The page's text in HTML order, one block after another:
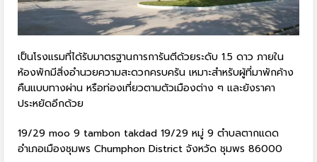
เป็นโรงแรมที่ได้รับมาตรฐานการการันตีด้วยระดับ 1.5 ดาว ภายใน
ห้องพักมีสิ่งอำนวยความสะดวกครบครัน เหมาะสำหรับผู้ที่มาพักค้าง
คืนแบบทางผ่าน หรือท่องเที่ยวตามตัวเมืองต่าง ๆ และยังราคา
ประหยัดอีกด้วย
19/29 moo 9 tambon takdad 19/29 หมู่ 9 ตำบลตากแดด
อำเภอเมืองชุมพร Chumphon District จังหวัด ชุมพร 86000